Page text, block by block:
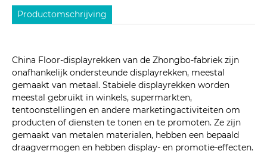
Productomschrijving
China Floor-displayrekken van de Zhongbo-fabriek zijn
onafhankelijk ondersteunde displayrekken, meestal
gemaakt van metaal. Stabiele displayrekken worden
meestal gebruikt in winkels, supermarkten,
tentoonstellingen en andere marketingactiviteiten om
producten of diensten te tonen en te promoten. Ze zijn
gemaakt van metalen materialen, hebben een bepaald
draagvermogen en hebben display- en promotie-effecten.